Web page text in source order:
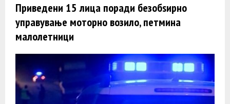
Приведени 15 лица поради безобѕирно
управување моторно возило, петмина
малолетници